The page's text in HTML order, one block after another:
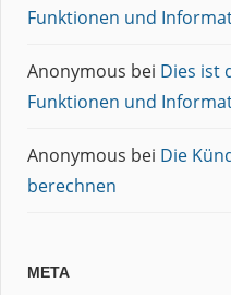
Funktionen und
Anonymous bei Dies ist
Funktionen und
Anonymous bei Die
berechnen
META